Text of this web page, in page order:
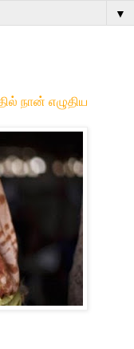
▼
நான் எழுதிய